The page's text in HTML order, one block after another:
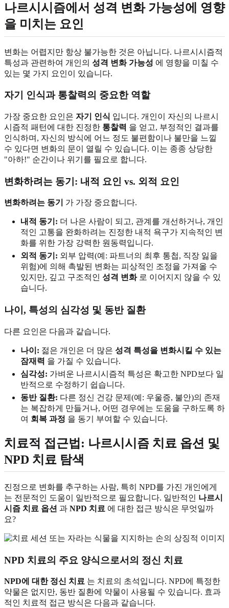
나르시시즘에서 성격 변화 가능성에 영향
을 미치는 요인
변화는 어렵지만 항상 불가능한 것은 아닙니다. 나르시시즘적
특성과 관련하여 개인의 성격 변화 가능성 에 영향을 미칠 수
있는 몇 가지 요인이 있습니다.
자기 인식과 통찰력의 중요한 역할
가장 중요한 요인은 자기 인식 입니다. 개인이 자신의 나르시
시즘적 패턴에 대한 진정한 통찰력 을 얻고, 부정적인 결과를
인식하며, 자신의 방식에 어느 정도 불편함이나 불만을 느낄
수 있다면 변화의 문이 열릴 수 있습니다. 이는 종종 상당한
"아하!" 순간이나 위기를 필요로 합니다.
변화하려는 동기: 내적 요인 vs. 외적 요인
변화하려는 동기 가 가장 중요합니다.
내적 동기: 더 나은 사람이 되고, 관계를 개선하거나, 개인
적인 고통을 완화하려는 진정한 내적 욕구가 지속적인 변
화를 위한 가장 강력한 원동력입니다.
외적 동기: 외부 압력(예: 파트너의 최후 통첩, 직장 잃을
위험)에 의해 촉발된 변화는 피상적인 조정을 가져올 수
있지만, 깊고 구조적인 성격 변화로 이어지지 않을 수 있
습니다.
나이, 특성의 심각성 및 동반 질환
다른 요인은 다음과 같습니다.
나이: 젊은 개인은 더 많은 성격 특성을 변화시킬 수 있는
잠재력 을 가질 수 있습니다.
심각성: 가벼운 나르시시즘적 특성은 확고한 NPD보다 일
반적으로 수정하기 쉽습니다.
동반 질환: 다른 정신 건강 문제(예: 우울증, 불안)의 존재
는 복잡하게 만들거나, 어떤 경우에는 도움을 구하도록 하
여 회복 과정 을 동기 부여할 수 있습니다.
치료적 접근법: 나르시시즘 치료 옵션 및
NPD 치료 탐색
진정으로 변화를 추구하는 사람, 특히 NPD를 가진 개인에게
는 전문적인 도움이 일반적으로 필요합니다. 일반적인 나르시
시즘 치료 옵션 과 NPD 치료 에 대한 접근 방식은 무엇일까
요?
NPD 치료의 주요 양식으로서의 정신 치료
NPD에 대한 정신 치료 는 치료의 초석입니다. NPD에 특정한
약물은 없지만, 동반 질환에 약물이 사용될 수 있습니다. 효과
적인 치료적 접근 방식은 다음과 같습니다.